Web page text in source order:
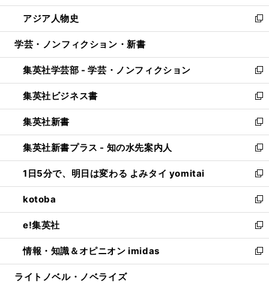
開
く
ウ
で
開
ン
ド
ウ
開
く
ウ
ィ
ン
ウ
で
開
く
し
い
ウ
ン
ド
ウ
で
開
く
アジア人物史
新
し
ウ
ィ
ン
ド
ウ
で
開
く
学芸・ノンフィクション・新書
集英社学芸部 - 学芸・ノンフィクション
新
し
い
ウ
ィ
ン
ド
ウ
で
開
く
集英社ビジネス書
新
し
い
ウ
ィ
ン
ド
ウ
で
開
く
集英社新書
新
し
い
ウ
ィ
ン
ド
ウ
で
開
く
集英社新書プラス - 知の水先案内人
新
し
い
ウ
ィ
ン
ド
ウ
で
開
1日5分で、明日は変わる よみタイ yomitai
新
し
い
ウ
ィ
ン
ド
ウ
kotoba
新
し
い
ウ
ィ
ン
e!集英社
新
し
い
ウ
情報・知識＆オピニオン imidas
新
し
ライトノベル・ノベライズ